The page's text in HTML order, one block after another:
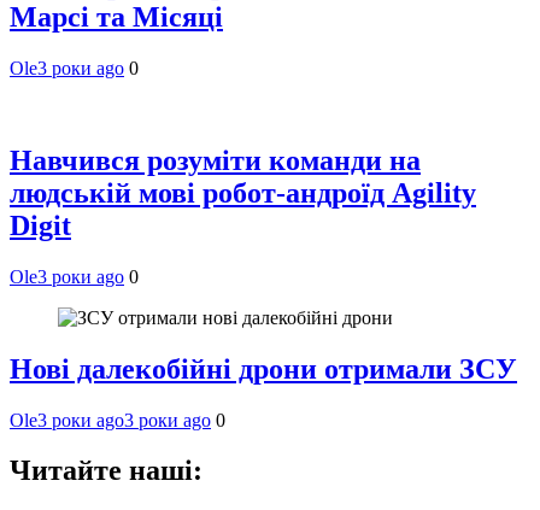
Марсі та Місяці
Ole3 роки ago 0
Навчився розуміти команди на
людській мові робот-андроїд Agility
Digit
Ole3 роки ago 0
Нові далекобійні дрони отримали ЗСУ
Ole3 роки ago3 роки ago 0
Читайте наші: